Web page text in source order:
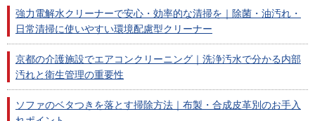
強力電解水クリーナーで安心・効率的な清掃を｜除菌・油汚れ・
日常清掃に使いやすい環境配慮型クリーナー
京都の介護施設でエアコンクリーニング｜洗浄汚水で分かる内部
汚れと衛生管理の重要性
ソファのベタつきを落とす掃除方法｜布製・合成皮革別のお手入